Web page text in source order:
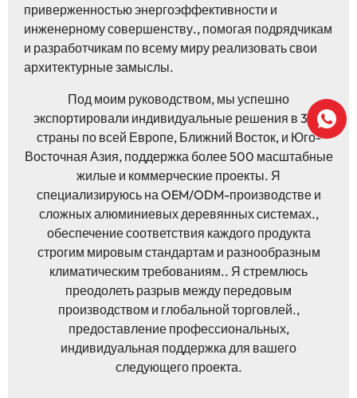
приверженностью энергоэффективности и
инженерному совершенству., помогая подрядчикам
и разработчикам по всему миру реализовать свои
архитектурные замыслы.
Под моим руководством, мы успешно
экспортировали индивидуальные решения в 30+
страны по всей Европе, Ближний Восток, и Юго-
Восточная Азия, поддержка более 500 масштабные
жилые и коммерческие проекты. Я
специализируюсь на OEM/ODM-производстве и
сложных алюминиевых деревянных системах.,
обеспечение соответствия каждого продукта
строгим мировым стандартам и разнообразным
климатическим требованиям.. Я стремлюсь
преодолеть разрыв между передовым
производством и глобальной торговлей.,
предоставление профессиональных,
индивидуальная поддержка для вашего
следующего проекта.